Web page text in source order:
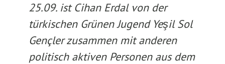
25.09. ist Cihan Erdal von der
türkischen Grünen Jugend Yeşil Sol
Gençler zusammen mit anderen
politisch aktiven Personen aus dem